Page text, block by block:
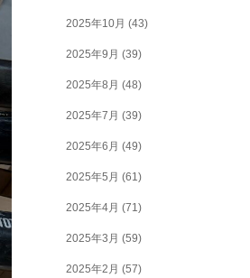
2025年10月 (43)
2025年9月 (39)
2025年8月 (48)
2025年7月 (39)
2025年6月 (49)
2025年5月 (61)
2025年4月 (71)
2025年3月 (59)
2025年2月 (57)